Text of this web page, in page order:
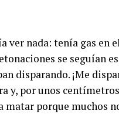
ver nada: tenía gas en
se seguían
disparando. ¡Me
y, por unos
porque muchos